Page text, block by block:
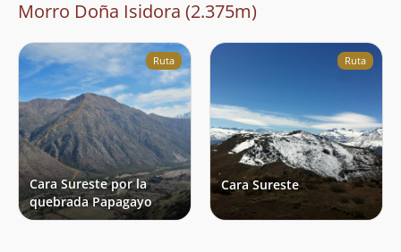
Morro Doña Isidora (2.375m)
Ruta
Cara Sureste por la
quebrada Papagayo
Ruta
Cara Sureste